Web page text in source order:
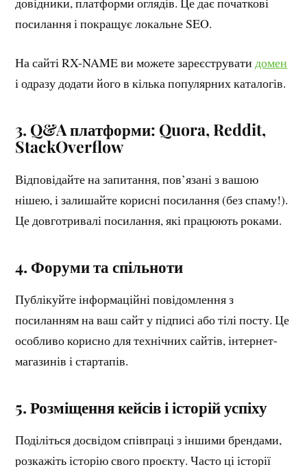
посилання і покращує локальне SEO.
На сайті RX-NAME ви можете зареєструватидомен
і одразу додати його в кілька популярних каталогів.
3. Q&A платформи: Quora, Reddit,
StackOverflow
Відповідайте на запитання, пов’язані з вашою
нішею, і залишайте корисні посилання (без спаму!).
Це довготривалі посилання, які працюють роками.
4. Форуми та спільноти
Публікуйте інформаційні повідомлення з
посиланням на ваш сайт у підписі або тілі посту. Це
особливо корисно для технічних сайтів, інтернет-
магазинів і стартапів.
5. Розміщення кейсів і історій успіху
Поділіться досвідом співпраці з іншими брендами,
розкажіть історію свого проєкту. Часто ці історії